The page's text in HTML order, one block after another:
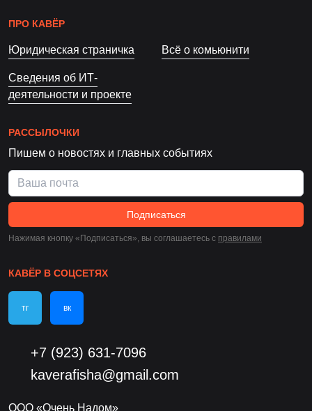
ПРО КАВЁР
Юридическая страничка Всё о комьюнити
Сведения об ИТ-
деятельности и проекте
РАССЫЛОЧКИ
Пишем о новостях и главных событиях
Подписаться
Нажимая кнопку «Подписаться», вы соглашаетесь c правилами
КАВЁР В СОЦСЕТЯХ
тг вк
+7 (923) 631-7096
kaverafisha@gmail.com
ООО «Очень Надом»